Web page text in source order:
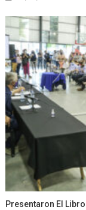
Presentaron El